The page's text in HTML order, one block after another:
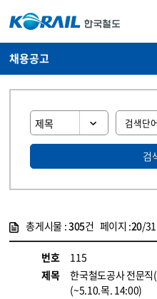
채용공고
검
총게시물 :305건 페이지 :20/31
번호
115
제목
한국철도공사 전문
(~5.10.목. 14:00)